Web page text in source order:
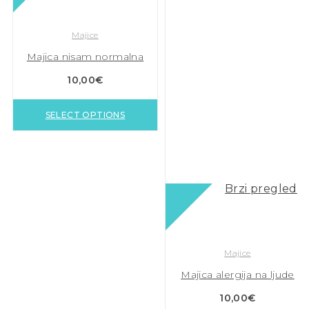
Majice
Majica nisam normalna
10,00€
SELECT OPTIONS
Brzi pregled
Majice
Majica alergija na ljude
10,00€